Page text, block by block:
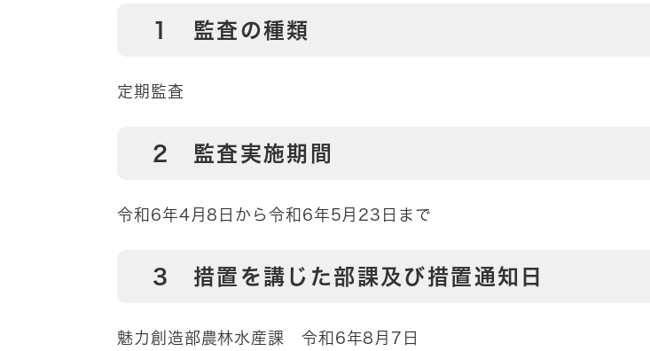
1 監査の種類
定期監査
2 監査実施期間
令和6年4月8日から令和6年5月23日まで
3 措置を講じた部課及び措置通知日
魅力創造部農林水産課 令和6年8月7日